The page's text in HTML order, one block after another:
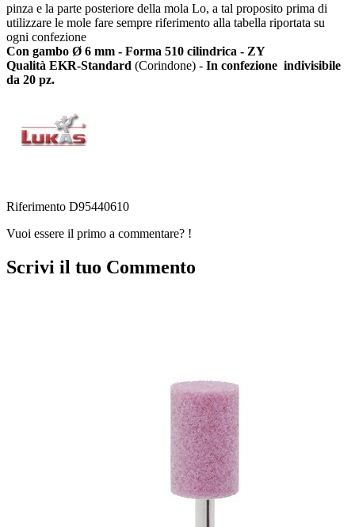
pinza e la parte posteriore della mola Lo, a tal proposito prima di
utilizzare le mole fare sempre riferimento alla tabella riportata su
ogni confezione
Con gambo Ø 6 mm - Forma 510 cilindrica - ZY
Qualità EKR-Standard (Corindone) - In confezione indivisibile
da 20 pz.
Riferimento D95440610
Vuoi essere il primo a commentare? !
Scrivi il tuo Commento